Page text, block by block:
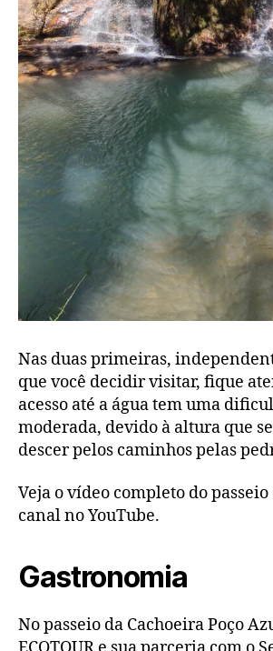
Nas duas primeiras,
que você decidir visitar, fique
acesso até a água tem uma
moderada, devido à altura que
descer pelos caminhos pelas
Veja o vídeo completo do passeio
canal no YouTube.
Gastronomia
No passeio da Cachoeira Poço